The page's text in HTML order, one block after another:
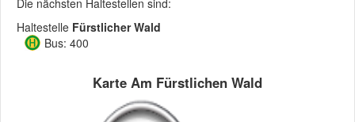
Die nächsten Haltestellen sind:
Haltestelle Fürstlicher Wald
Bus: 400
Karte Am Fürstlichen Wald